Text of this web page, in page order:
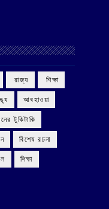
‌ রাজ্য ‌ শিক্ষা
আবহাওয়া
টুকিটাকি
বিশেষ রচনা
শিক্ষা